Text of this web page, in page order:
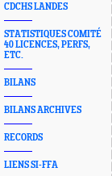
CDCHS LANDES
STATISTIQUES COMITÉ
40 LICENCES, PERFS,
ETC.
BILANS
BILANS ARCHIVES
RECORDS
LIENS SI-FFA